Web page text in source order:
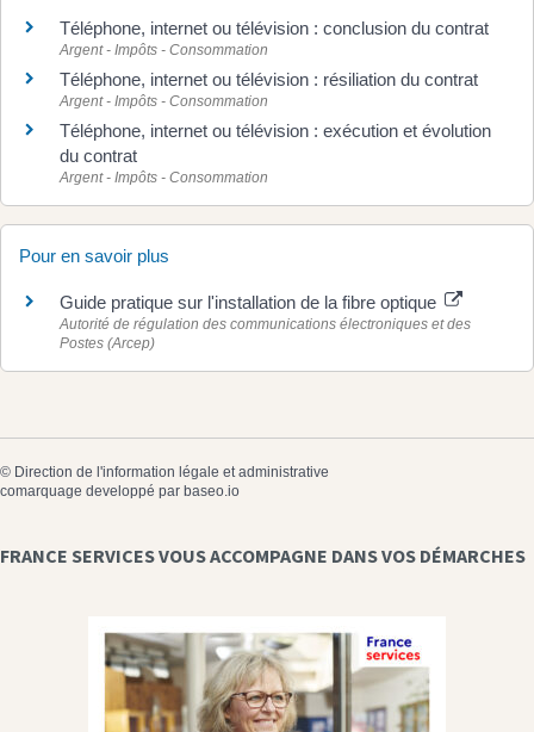
Téléphone, internet ou télévision : conclusion du contrat
Argent - Impôts - Consommation
Téléphone, internet ou télévision : résiliation du contrat
Argent - Impôts - Consommation
Téléphone, internet ou télévision : exécution et évolution
du contrat
Argent - Impôts - Consommation
Pour en savoir plus
Guide pratique sur l'installation de la fibre optique
Autorité de régulation des communications électroniques et des
Postes (Arcep)
© Direction de l'information légale et administrative
comarquage developpé par baseo.io
FRANCE SERVICES VOUS ACCOMPAGNE DANS VOS DÉMARCHES